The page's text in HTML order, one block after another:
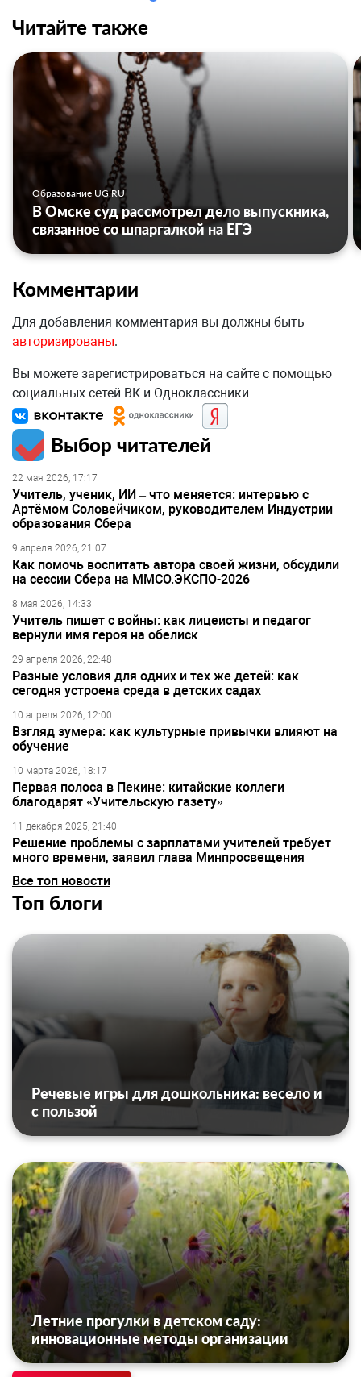
Читайте также
Образование UG.RU
В Омске суд рассмотрел дело выпускника,
связанное со шпаргалкой на ЕГЭ
Комментарии
Для добавления комментария вы должны быть
авторизированы.
Вы можете зарегистрироваться на сайте с помощью
социальных сетей ВК и Одноклассники
Выбор читателей
22 мая 2026, 17:17
Учитель, ученик, ИИ – что меняется: интервью с
Артёмом Соловейчиком, руководителем Индустрии
образования Сбера
9 апреля 2026, 21:07
Как помочь воспитать автора своей жизни, обсудили
на сессии Сбера на ММСО.ЭКСПО-2026
8 мая 2026, 14:33
Учитель пишет с войны: как лицеисты и педагог
вернули имя героя на обелиск
29 апреля 2026, 22:48
Разные условия для одних и тех же детей: как
сегодня устроена среда в детских садах
10 апреля 2026, 12:00
Взгляд зумера: как культурные привычки влияют на
обучение
10 марта 2026, 18:17
Первая полоса в Пекине: китайские коллеги
благодарят «Учительскую газету»
11 декабря 2025, 21:40
Решение проблемы с зарплатами учителей требует
много времени, заявил глава Минпросвещения
Все топ новости
Топ блоги
Речевые игры для дошкольника: весело и
с пользой
Летние прогулки в детском саду:
инновационные методы организации